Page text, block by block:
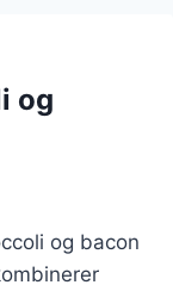
og
og bacon